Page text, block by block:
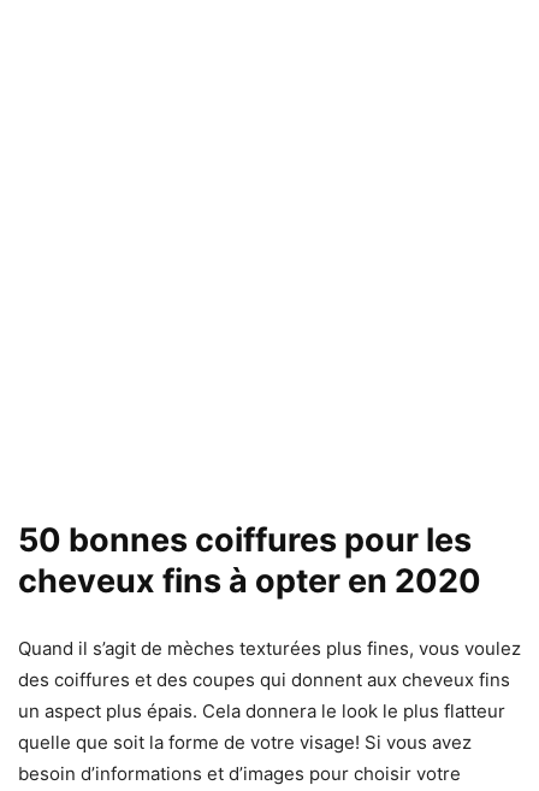
50 bonnes coiffures pour les
cheveux fins à opter en 2020
Quand il s’agit de mèches texturées plus fines, vous voulez
des coiffures et des coupes qui donnent aux cheveux fins
un aspect plus épais. Cela donnera le look le plus flatteur
quelle que soit la forme de votre visage! Si vous avez
besoin d’informations et d’images pour choisir votre